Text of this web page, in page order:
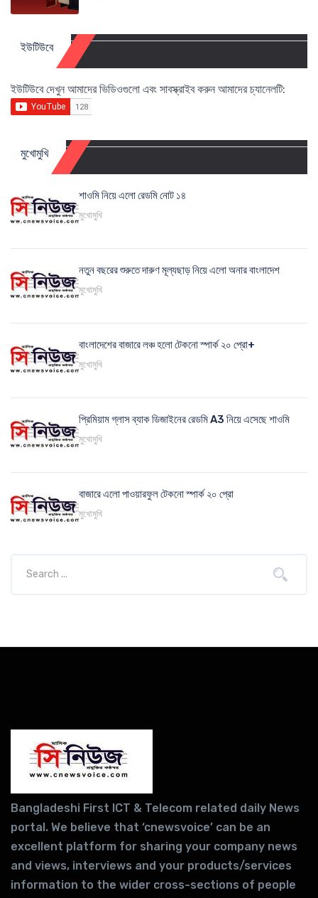
ইউটিউবে
ইউটিউবে দেখুন আমাদের ভিডিওগুলো এবং সাবস্ক্রাইব করুন আমাদের চ্যানেলটি:
মুখোমুখি
শাওমি নিয়ে এলো রেডমি নোট ১৪
মুখোমুখি
নতুন বছরের শুরুতে দারুণ মূল্যছাড় নিয়ে এলো অনার বাংলাদেশ
মুখোমুখি
বাংলাদেশের বাজারে লঞ্চ হলো টেকনো স্পার্ক ২০ প্রো+
মুখোমুখি
প্রিমিয়াম গ্লাস ব্যাক ডিজাইনের রেডমি A3 নিয়ে এসেছে শাওমি
মুখোমুখি
বাজারে এলো পাওয়ারফুল টেকনো স্পার্ক ২০ প্রো
মুখোমুখি
Bangladeshi First ICT & Telecom related daily News
portal. We believe that ‘cnewsvoice’ can be an
excellent platform for sharing your company news
and views, interviews and your products/services
information to the wider cross-sections of people